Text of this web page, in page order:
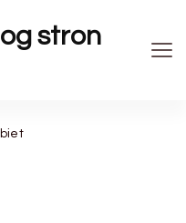
stron